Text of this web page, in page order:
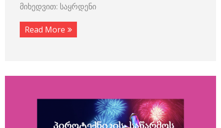
მიხედვით: საყრდენი
Read More